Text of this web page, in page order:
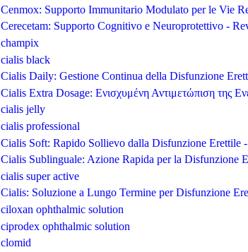
Cenmox: Supporto Immunitario Modulato per le Vie
Cerecetam: Supporto Cognitivo e Neuroprotettivo -
champix
cialis black
Cialis Daily: Gestione Continua della Disfunzione
Cialis Extra Dosage: Ενισχυμένη Αντιμετώπιση της
cialis jelly
cialis professional
Cialis Soft: Rapido Sollievo dalla Disfunzione Erettile
Cialis Sublinguale: Azione Rapida per la Disfunzione
cialis super active
Cialis: Soluzione a Lungo Termine per Disfunzione
ciloxan ophthalmic solution
ciprodex ophthalmic solution
clomid